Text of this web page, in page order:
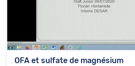
OFA et sulfate de magnésium